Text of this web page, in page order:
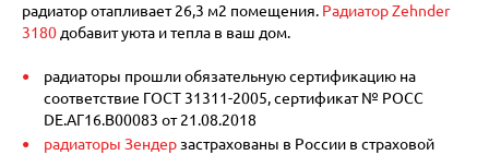
радиатор отапливает 26,3 м2 помещения. Радиатор Zehnder
3180 добавит уюта и тепла в ваш дом.
радиаторы прошли обязательную сертификацию на
соответствие ГОСТ 31311-2005, сертификат № POCC
DE.АГ16.В00083 от 21.08.2018
радиаторы Зендерзастрахованы в России в страховой